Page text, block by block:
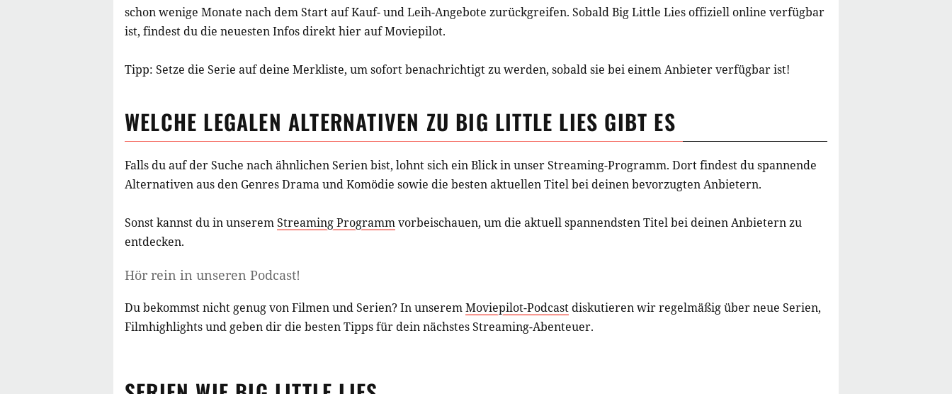
schon wenige Monate nach dem Start auf Kauf- und Leih-Angebote zurückgreifen. SobaldBig Little Lies offiziell online verfügbar
ist, findest du die neuesten Infos direkt hier auf Moviepilot.
Tipp: Setze die Serie auf deine Merkliste, um sofort benachrichtigt zu werden, sobald sie bei einem Anbieter verfügbar ist!
WELCHE LEGALEN ALTERNATIVEN ZU BIG LITTLE LIES GIBT ES
Falls du auf der Suche nach ähnlichenSerienbist, lohnt sich ein Blick in unser Streaming-Programm. Dort findest du spannende
Alternativen aus den Genres Drama und Komödie sowie die besten aktuellen Titel bei deinen bevorzugten Anbietern.
Sonst kannst du in unseremStreaming Programmvorbeischauen, um die aktuell spannendsten Titel bei deinen Anbietern zu
entdecken.
Hör rein in unseren Podcast!
Du bekommst nicht genug von Filmen und Serien? In unseremMoviepilot-Podcast diskutieren wir regelmäßig über neue Serien,
Filmhighlights und geben dir die besten Tipps für dein nächstes Streaming-Abenteuer.